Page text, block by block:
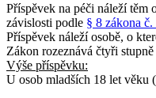
Příspěvek na péči náleží těm
závislosti podle § 8 zákona
Příspěvek náleží osobě, o
Zákon rozeznává čtyři
Výše příspěvku:
U osob mladších 18 let věku